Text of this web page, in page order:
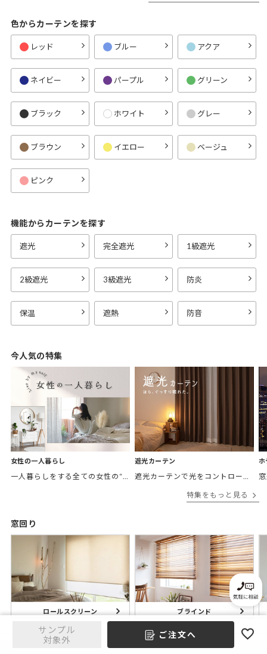
色からカーテンを探す
レッド ブルー アクア
ネイビー パープル グリーン
ブラック ホワイト グレー
ブラウン イエロー ベージュ
ピンク
機能からカーテンを探す
遮光 完全遮光 1級遮光
2級遮光 3級遮光 防炎
保温 遮熱 防音
今人気の特集
女性の一人暮らし
一人暮らしをする全ての女性の“欲しかったカーテン”がここにある。 「私の部屋に合うカーテンがほしい。」 そんなあなたに私の理想のお部屋をテーマ別にご紹介。
遮光カーテン
遮光カーテンで光をコントロールして、あなたの毎日をより快適に。
特集をもっと見る
窓回り
ロールスクリーン ブラインド
サンプル
対象外
ご注文へ